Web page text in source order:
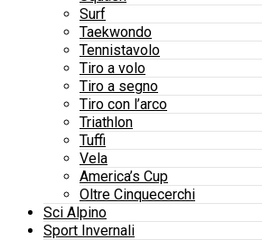
Surf
Taekwondo
Tennistavolo
Tiro a volo
Tiro a segno
Tiro con l’arco
Triathlon
Tuffi
Vela
America’s Cup
Oltre Cinquecerchi
Sci Alpino
Sport Invernali